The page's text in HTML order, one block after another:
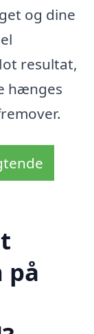
og dine
resultat,
hænges
på